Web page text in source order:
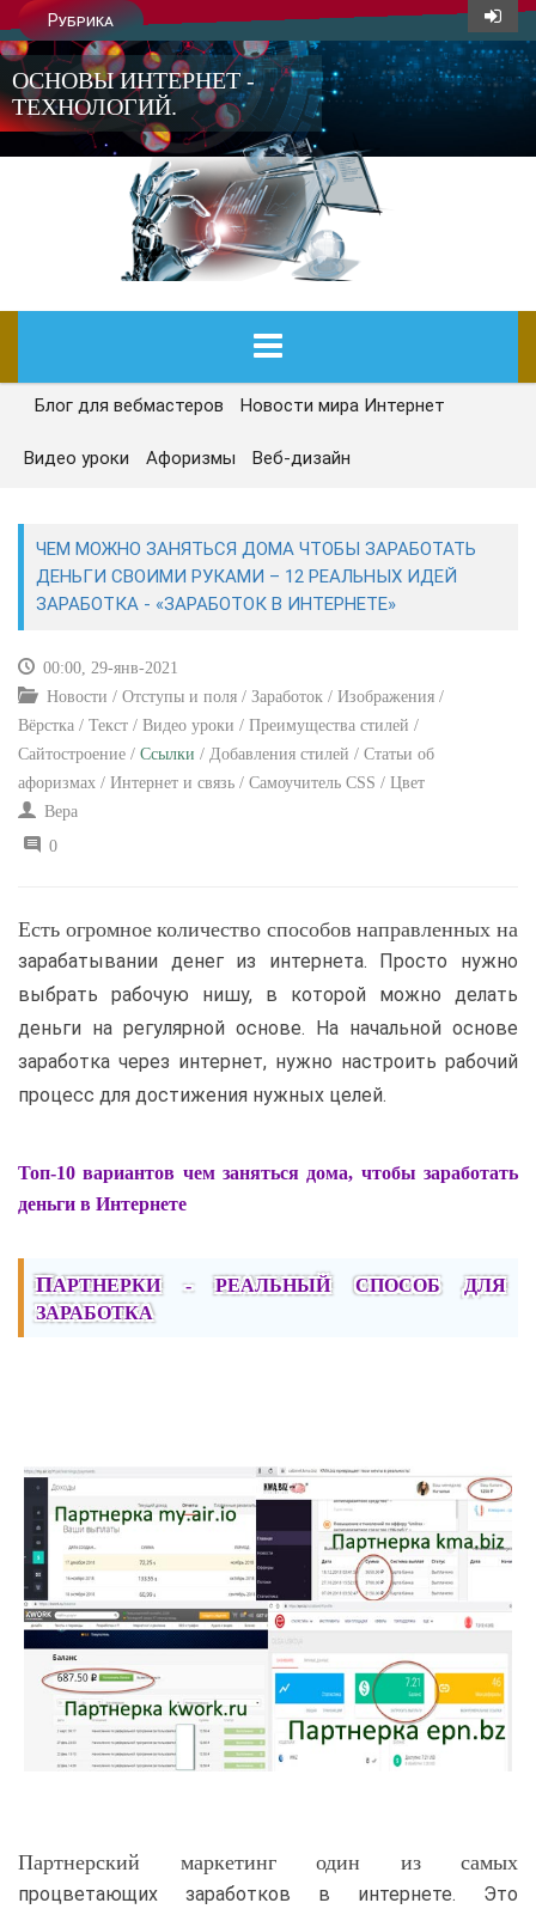
Рубрика
ОСНОВЫ ИНТЕРНЕТ -
ТЕХНОЛОГИЙ.
ГЛАВНАЯ
СЕГОДНЯ
САЙТОСТРОЕНИЕ
ИНТЕРНЕТ И СВЯЗЬ
Блог для вебмастеров Новости мира Интернет
Видео уроки Афоризмы Веб-дизайн
ЧЕМ МОЖНО ЗАНЯТЬСЯ ДОМА ЧТОБЫ ЗАРАБОТАТЬ
ДЕНЬГИ СВОИМИ РУКАМИ – 12 РЕАЛЬНЫХ ИДЕЙ
ЗАРАБОТКА - «ЗАРАБОТОК В ИНТЕРНЕТЕ»
00:00, 29-янв-2021
Новости / Отступы и поля / Заработок / Изображения /
Вёрстка / Текст / Видео уроки / Преимущества стилей /
Сайтостроение / Ссылки / Добавления стилей / Статьи об
афоризмах / Интернет и связь / Самоучитель CSS / Цвет
Вера
0
Есть огромное количество способов направленных на
зарабатывании денег из интернета. Просто нужно
выбрать рабочую нишу, в которой можно делать
деньги на регулярной основе. На начальной основе
заработка через интернет, нужно настроить рабочий
процесс для достижения нужных целей.
Топ-10 вариантов чем заняться дома, чтобы заработать
деньги в Интернете
ПАРТНЕРКИ - РЕАЛЬНЫЙ СПОСОБ ДЛЯ
ЗАРАБОТКА
Партнерский маркетинг один из самых
процветающих заработков в интернете. Это